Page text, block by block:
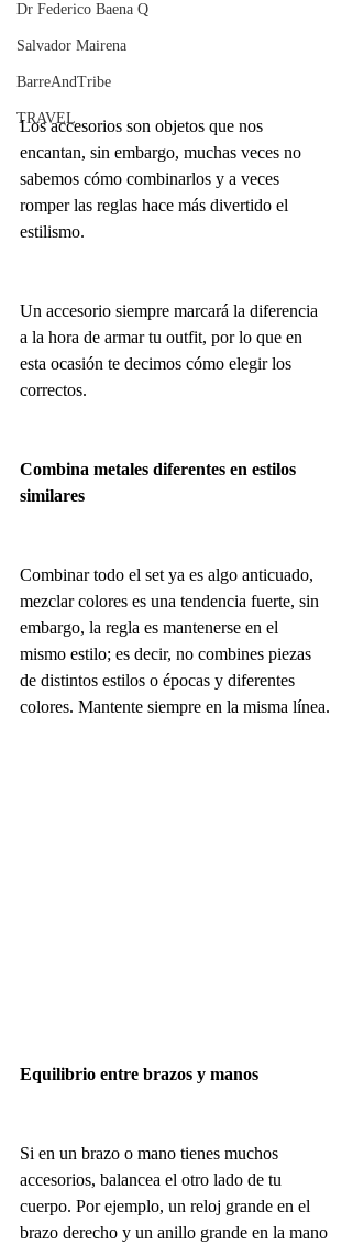
Dr Federico Baena Q
Salvador Mairena
BarreAndTribe
TRAVEL
Los accesorios son objetos que nos
encantan, sin embargo, muchas veces no
sabemos cómo combinarlos y a veces
romper las reglas hace más divertido el
estilismo.
Un accesorio siempre marcará la diferencia
a la hora de armar tu outfit, por lo que en
esta ocasión te decimos cómo elegir los
correctos.
Combina metales diferentes en estilos
similares
Combinar todo el set ya es algo anticuado,
mezclar colores es una tendencia fuerte, sin
embargo, la regla es mantenerse en el
mismo estilo; es decir, no combines piezas
de distintos estilos o épocas y diferentes
colores. Mantente siempre en la misma línea.
Equilibrio entre brazos y manos
Si en un brazo o mano tienes muchos
accesorios, balancea el otro lado de tu
cuerpo. Por ejemplo, un reloj grande en el
brazo derecho y un anillo grande en la mano